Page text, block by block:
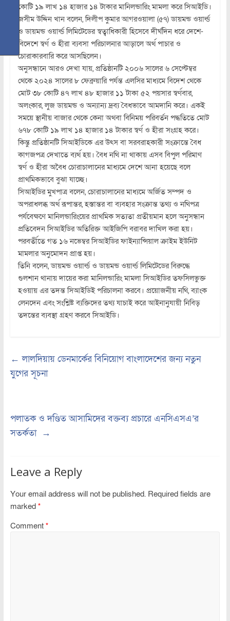
কোটি ১৯ লাখ ১৪ হাজার ১৪ টাকার মানিলন্ডারিং মামলা করে সিআইডি।
জসীম উদ্দিন খান বলেন, দিলীপ কুমার আগরওয়ালা (৫৭) ডায়মন্ড ওয়ার্ল্ড
ও ডায়মন্ড ওয়ার্ল্ড লিমিটেডের স্বত্বাধিকারী হিসেবে দীর্ঘদিন ধরে দেশে-
বিদেশে স্বর্ণ ও হীরা ব্যবসা পরিচালনার আড়ালে অর্থ পাচার ও
চোরাকারবারি করে আসছিলেন।
অনুসন্ধানে আরও দেখা যায়, প্রতিষ্ঠানটি ২০০৬ সালের ৬ সেপ্টেম্বর
থেকে ২০২৪ সালের ৮ ফেব্রুয়ারি পর্যন্ত এলসির মাধ্যমে বিদেশ থেকে
মোট ৩৮ কোটি ৪৭ লাখ ৪৮ হাজার ১১ টাকা ৫২ পয়সার স্বর্ণবার,
অলংকার, লুজ ডায়মন্ড ও অন্যান্য দ্রব্য বৈধভাবে আমদানি করে। একই
সময়ে স্থানীয় বাজার থেকে কেনা অথবা বিনিময় পরিবর্তন পদ্ধতিতে মোট
৬৭৮ কোটি ১৯ লাখ ১৪ হাজার ১৪ টাকার স্বর্ণ ও হীরা সংগ্রহ করে।
কিন্তু প্রতিষ্ঠানটি সিআইডিকে এর উৎস বা সরবরাহকারী সংক্রান্তে বৈধ
কাগজপত্র দেখাতে ব্যর্থ হয়। বৈধ নথি না থাকায় এসব বিপুল পরিমাণ
স্বর্ণ ও হীরা অবৈধ চোরাচালানের মাধ্যমে দেশে আনা হয়েছে বলে
প্রাথমিকভাবে বুঝা যাচ্ছে।
সিআইডির মুখপাত্র বলেন, চোরাচালানের মাধ্যমে অর্জিত সম্পদ ও
অপরাধলব্ধ অর্থ রূপান্তর, হস্তান্তর বা ব্যবহার সংক্রান্ত তথ্য ও নথিপত্র
পর্যবেক্ষণে মানিলন্ডারিংয়ের প্রাথমিক সত্যতা প্রতীয়মান হলে অনুসন্ধান
প্রতিবেদন সিআইডির অতিরিক্ত আইজিপি বরাবর দাখিল করা হয়।
পরবর্তীতে গত ১৬ নভেম্বর সিআইডির ফাইন্যান্সিয়াল ক্রাইম ইউনিট
মামলার অনুমোদন প্রাপ্ত হয়।
তিনি বলেন, ডায়মন্ড ওয়ার্ল্ড ও ডায়মন্ড ওয়ার্ল্ড লিমিটেডের বিরুদ্ধে
গুলশান থানায় দায়ের করা মানিলন্ডারিং মামলা সিআইডির তফসিলভুক্ত
হওয়ায় এর তদন্ত সিআইডিই পরিচালনা করবে। প্রয়োজনীয় নথি, ব্যাংক
লেনদেন এবং সংশ্লিষ্ট ব্যক্তিদের তথ্য যাচাই করে আইনানুযায়ী নিবিড়
তদন্তের ব্যবস্থা গ্রহণ করবে সিআইডি।
← লালদিয়ায় ডেনমার্কের বিনিয়োগ বাংলাদেশের জন্য নতুন
যুগের সূচনা
পলাতক ও দণ্ডিত আসামিদের বক্তব্য প্রচারে এনসিএসএ’র
সতর্কতা →
Leave a Reply
Your email address will not be published. Required fields are
marked *
Comment *